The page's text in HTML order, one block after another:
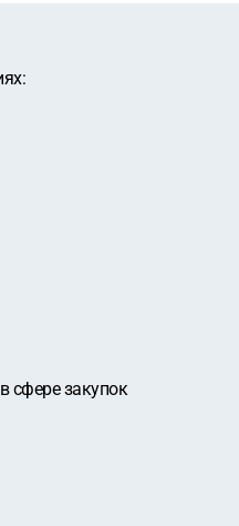
:
сфере закупок